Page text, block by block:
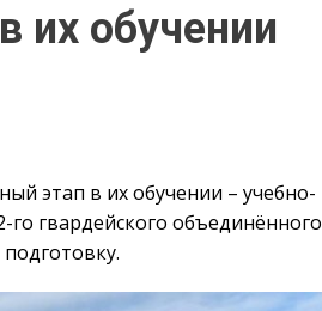
их обучении
этап в их обучении – учебно-
го гвардейского объединённого